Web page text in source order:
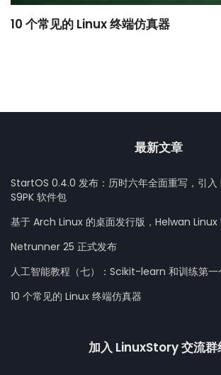
10 个常见的 Linux 终端仿真器
最新文章
StartOS 0.4.0 发布：历时六年全面重写，引入
S9PK 软件包
基于 Arch Linux 的桌面发行版，Helwan Linux
Netrunner 25 正式发布
人工智能教程（七）：Scikit-learn 和训练第一
10 个常见的 Linux 终端仿真器
加入 LinuxStory 交流群